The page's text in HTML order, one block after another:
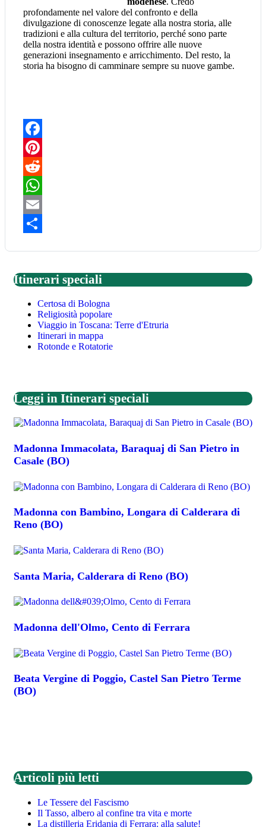
profondamente nel valore del confronto e della
divulgazione di conoscenze legate alla nostra storia, alle
tradizioni e alla cultura del territorio, perché sono parte
della nostra identità e possono offrire alle nuove
generazioni insegnamento e arricchimento. Del resto, la
storia ha bisogno di camminare sempre su nuove gambe.
Facebook
Pinterest
Reddit
WhatsApp
Email
Itinerari speciali
Certosa di Bologna
Religiosità popolare
Viaggio in Toscana: Terre d'Etruria
Itinerari in mappa
Rotonde e Rotatorie
Leggi in Itinerari speciali
Madonna Immacolata, Baraquaj di San Pietro in
Casale (BO)
Madonna con Bambino, Longara di Calderara di
Reno (BO)
Santa Maria, Calderara di Reno (BO)
Madonna dell'Olmo, Cento di Ferrara
Beata Vergine di Poggio, Castel San Pietro Terme
(BO)
Articoli più letti
Le Tessere del Fascismo
Il Tasso, albero al confine tra vita e morte
La distilleria Eridania di Ferrara: alla salute!